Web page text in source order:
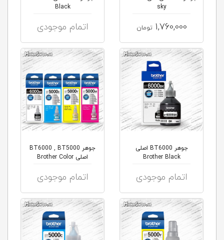
sky
1,760,000 تومان
Black
اتمام موجودی
جوهر BT6000 اصلی
Brother Black
اتمام موجودی
جوهر BT6000 , BT5000
اصلی Brother Color
اتمام موجودی